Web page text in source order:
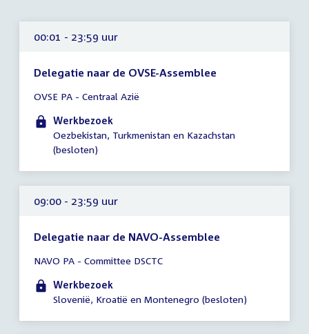
00:01 - 23:59 uur
Delegatie naar de OVSE-Assemblee
vergadering
00:01
-
23:59
OVSE PA - Centraal Azië
Werkbezoek
Oezbekistan, Turkmenistan en Kazachstan
(besloten)
09:00 - 23:59 uur
Delegatie naar de NAVO-Assemblee
vergadering
09:00
-
uur
NAVO PA - Committee DSCTC
Werkbezoek
Slovenië, Kroatië en Montenegro (besloten)